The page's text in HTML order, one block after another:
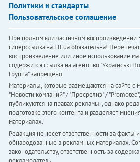
Политики и стандарты
Пользовательское соглашение
При полном или частичном воспроизведении
гиперссылка на LB.ua обязательна!
воспроизведение или иное использование
содержится ссылка на агентство "Українськi
Группа" запрещено.
Материалы, которые размещаются на сайте с
"Новости компаний" / "Пресрелиз" /
публикуются на правах рекламы. , однако
подготовке этого контента и разделяет
материалах.
Редакция не несет ответственности за
обнародованные в рекламных материалах.
законодательству, ответственность за